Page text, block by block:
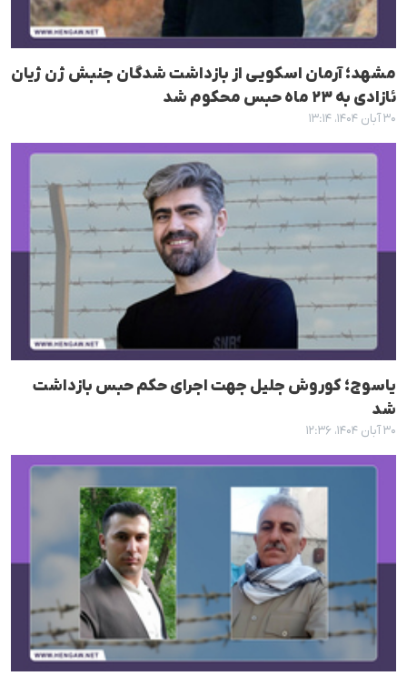
مشهد؛ آرمان اسکویی از بازداشت شدگان جنبش ژن ژیان
ئازادی به ۲۳ ماه حبس محکوم شد
۳۰ آبان ۱۴۰۴، ۱۳:۱۴
یاسوج؛ کوروش جلیل جهت اجرای حکم حبس بازداشت
شد
۳۰ آبان ۱۴۰۴، ۱۲:۳۶